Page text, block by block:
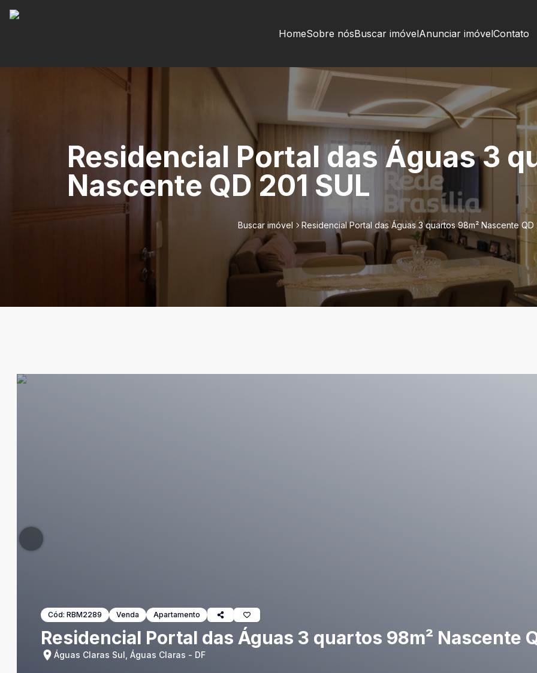
HomeSobre nósBuscar imóvelAnunciar imóvelContato
Residencial Portal das Águas 3
Nascente QD 201 SUL
Buscar imóvel Residencial Portal das Águas 3 quartos 98m² Nascente QD
Cód: RBM2289 Venda Apartamento
Residencial Portal das Águas 3 quartos 98m² Nascente
Águas Claras Sul, Águas Claras - DF